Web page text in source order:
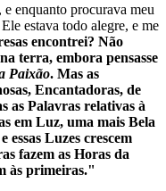
enquanto procurava meu
estava todo alegre, e me
encontrei? Não
terra, embora pensasse
Paixão. Mas as
Encantadoras, de
as Palavras relativas à
em Luz, uma mais Bela
Luzes crescem
fazem as Horas da
às primeiras."